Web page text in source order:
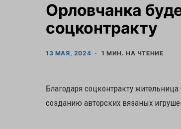
Орловчанка
соцконтракту
13 МАЯ, 2024 1 МИН. НА ЧТЕНИЕ
Благодаря соцконтракту
созданию авторских вязаных